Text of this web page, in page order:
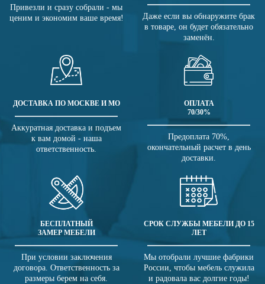
Привезли и сразу собрали - мы
ценим и экономим ваше время!
Даже если вы обнаружите брак
в товаре, он будет обязательно
заменён.
ДОСТАВКА ПО МОСКВЕ И МО
Аккуратная доставка и подъем
к вам домой - наша
ответственность.
ОПЛАТА
70/30%
Предоплата 70%,
окончательный расчет в день
доставки.
БЕСПЛАТНЫЙ
ЗАМЕР МЕБЕЛИ
При условии заключения
договора. Ответственность за
размеры берем на себя.
СРОК СЛУЖБЫ МЕБЕЛИ ДО 15
ЛЕТ
Мы отобрали лучшие фабрики
России, чтобы мебель служила
и радовала вас долгие годы!